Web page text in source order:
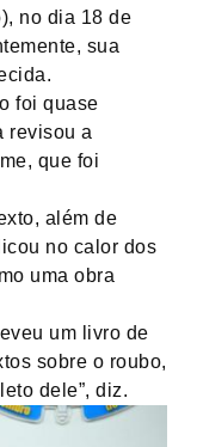
no dia 18 de
sua
foi quase
revisou a
que foi
além de
no calor dos
uma obra
um livro de
sobre o roubo,
dele”, diz.